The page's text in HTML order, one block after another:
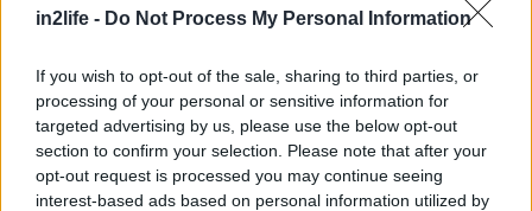
in2life - Do Not Process My Personal Information
If you wish to opt-out of the sale, sharing to third parties, or
processing of your personal or sensitive information for
targeted advertising by us, please use the below opt-out
section to confirm your selection. Please note that after your
opt-out request is processed you may continue seeing
interest-based ads based on personal information utilized by